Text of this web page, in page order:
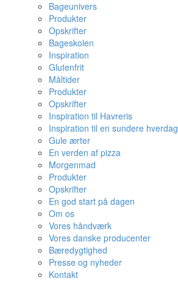
Bageunivers
Produkter
Opskrifter
Bageskolen
Inspiration
Glutenfrit
Måltider
Produkter
Opskrifter
Inspiration til Havreris
Inspiration til en sundere hverdag
Gule ærter
En verden af pizza
Morgenmad
Produkter
Opskrifter
En god start på dagen
Om os
Vores håndværk
Vores danske producenter
Bæredygtighed
Presse og nyheder
Kontakt